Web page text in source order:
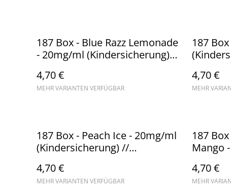
187 Box - Blue Razz Lemonade
- 20mg/ml (Kindersicherung) //
4,70 €
MEHR VARIANTEN VERFÜGBAR
187
4,70 €
MEHR
187 Box - Peach Ice - 20mg/ml
(Kindersicherung) //
4,70 €
MEHR VARIANTEN VERFÜGBAR
187
Mango
4,70 €
MEHR